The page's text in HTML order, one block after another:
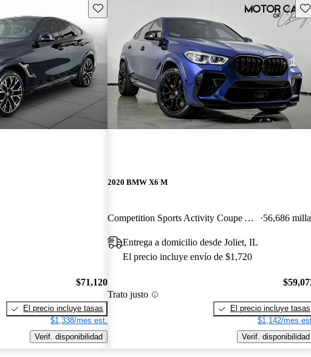
Guarda este Aviso
$71,120
El precio incluye tasas
$1,338/mes est.
Verif. disponibilidad
2020 BMW X6 M
Competition Sports Activity Coupe AWD 56,686
Entrega a domicilio desde Joliet, IL
El precio incluye envío de $1,720
Trato justo
El precio incluye tasas
$1,142/mes
Verif. disponibilidad